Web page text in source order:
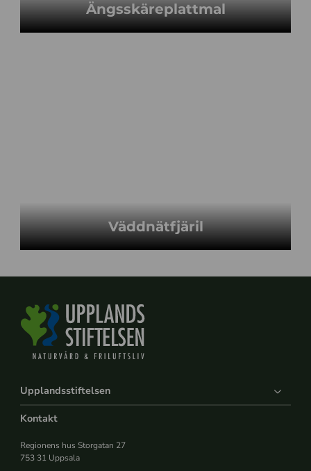
Ängsskäreplattmal
Väddnätfjäril
Upplandsstiftelsen
Kontakt
Regionens hus Storgatan 27
753 31 Uppsala